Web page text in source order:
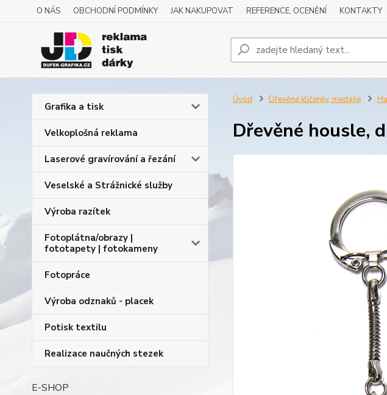
O NÁS OBCHODNÍ PODMÍNKY JAK NAKUPOVAT REFERENCE, OCENĚNÍ KONTAKTY
Grafika a tisk
Velkoplošná reklama
Laserové gravírování a řezání
Veselské a Strážnické služby
Výroba razítek
Fotoplátna/obrazy |
fototapety | fotokameny
Fotopráce
Výroba odznaků - placek
Potisk textilu
Realizace naučných stezek
E-SHOP
Úvod Dřevěné klíčenky, medaile
Dřevěné housle,